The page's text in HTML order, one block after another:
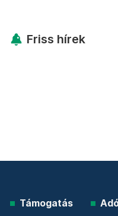
Friss hírek
Támogatás